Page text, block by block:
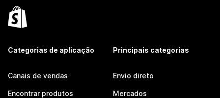
Categorias de aplicação
Canais de vendas
Encontrar produtos
Principais categorias
Envio direto
Mercados